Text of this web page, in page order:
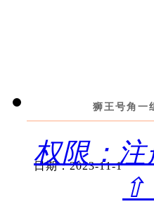
狮王号角一
权限：注
日期：2023-11-1